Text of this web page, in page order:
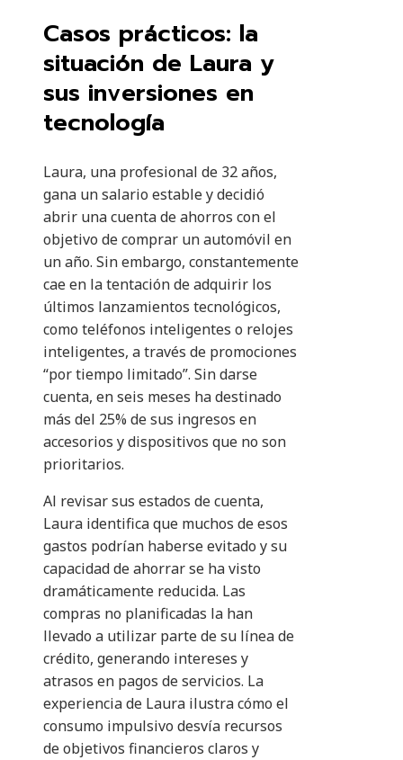
Casos prácticos: la
situación de Laura y
sus inversiones en
tecnología
Laura, una profesional de 32 años,
gana un salario estable y decidió
abrir una cuenta de ahorros con el
objetivo de comprar un automóvil en
un año. Sin embargo, constantemente
cae en la tentación de adquirir los
últimos lanzamientos tecnológicos,
como teléfonos inteligentes o relojes
inteligentes, a través de promociones
“por tiempo limitado”. Sin darse
cuenta, en seis meses ha destinado
más del 25% de sus ingresos en
accesorios y dispositivos que no son
prioritarios.
Al revisar sus estados de cuenta,
Laura identifica que muchos de esos
gastos podrían haberse evitado y su
capacidad de ahorrar se ha visto
dramáticamente reducida. Las
compras no planificadas la han
llevado a utilizar parte de su línea de
crédito, generando intereses y
atrasos en pagos de servicios. La
experiencia de Laura ilustra cómo el
consumo impulsivo desvía recursos
de objetivos financieros claros y